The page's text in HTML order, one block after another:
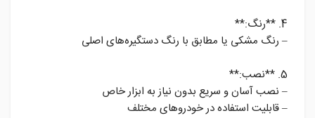
4. **رنگ:**
– رنگ مشکی یا مطابق با رنگ دستگیره‌های اصلی
5. **نصب:**
– نصب آسان و سریع بدون نیاز به ابزار خاص
– قابلیت استفاده در خودروهای مختلف